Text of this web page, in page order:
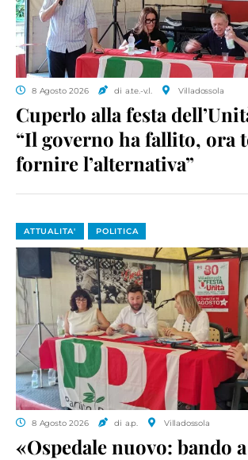
8 Agosto 2026 di a.te.-v.l. Villadossola
Cuperlo alla festa
“Il governo ha fallito, ora
fornire l’alternativa”
ATTUALITA' POLITICA
8 Agosto 2026 di a.p. Villadossola
«Ospedale nuovo: bando